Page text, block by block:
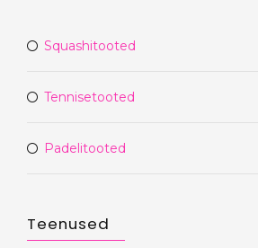
Squashitooted
Tennisetooted
Padelitooted
Teenused